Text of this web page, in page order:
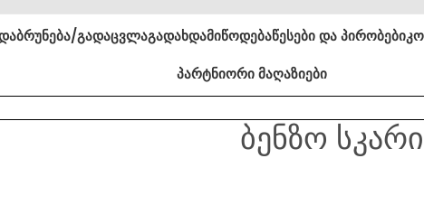
გადაცვლაგადახდამიწოდებაწესები და პირობები
პარტნიორი მაღაზიები
ბენზო